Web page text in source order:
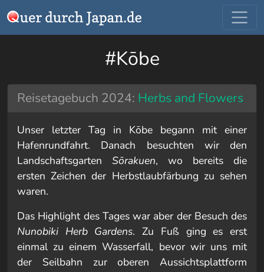
#Kōbe
Reisetagebuch 2024: Herbs and Flowers
Unser letzter Tag in Kōbe begann mit einer
Hafenrundfahrt. Danach besuchten wir den
Landschaftsgarten Sōrakuen, wo bereits die
ersten Zeichen der Herbstlaubfärbung zu sehen
waren.
Das Highlight des Tages war aber der Besuch des
Nunobiki Herb Gardens. Zu Fuß ging es erst
einmal zu einem Wasserfall, bevor wir uns mit
der Seilbahn zur oberen Aussichtsplattform